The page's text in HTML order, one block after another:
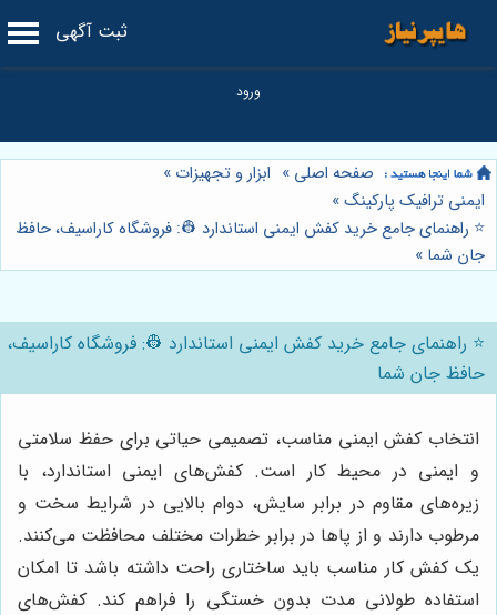
ثبت آگهی
صفحه اصلی » ابزار و تجهیزات »
ایمنی ترافیک پارکینگ»
⭐️ راهنمای جامع خرید کفش ایمنی استاندارد 👷: فروشگاه کاراسیف، حافظ
جان شما »
⭐️ راهنمای جامع خرید کفش ایمنی استاندارد 👷: فروشگاه کاراسیف،
حافظ جان شما
انتخاب کفش ایمنی مناسب، تصمیمی حیاتی برای حفظ سلامتی
و ایمنی در محیط کار است. کفش‌های ایمنی استاندارد، با
زیره‌های مقاوم در برابر سایش، دوام بالایی در شرایط سخت و
مرطوب دارند و از پاها در برابر خطرات مختلف محافظت می‌کنند.
یک کفش کار مناسب باید ساختاری راحت داشته باشد تا امکان
استفاده طولانی مدت بدون خستگی را فراهم کند. کفش‌های